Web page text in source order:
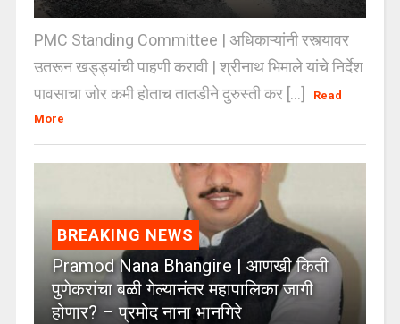
PMC Standing Committee | अधिकाऱ्यांनी रस्त्यावर
उतरून खड्ड्यांची पाहणी करावी | श्रीनाथ भिमाले यांचे निर्देश
पावसाचा जोर कमी होताच तातडीने दुरुस्ती कर [...]
Read
More
BREAKING NEWS
Pramod Nana Bhangire | आणखी किती
पुणेकरांचा बळी गेल्यानंतर महापालिका जागी
होणार? – प्रमोद नाना भानगिरे